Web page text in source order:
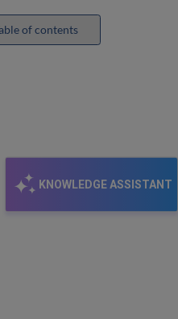
KNOWLEDGE ASSISTANT
of contents